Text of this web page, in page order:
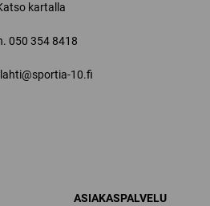
kartalla
050 354 8418
10.fi
ASIAKASPALVELU